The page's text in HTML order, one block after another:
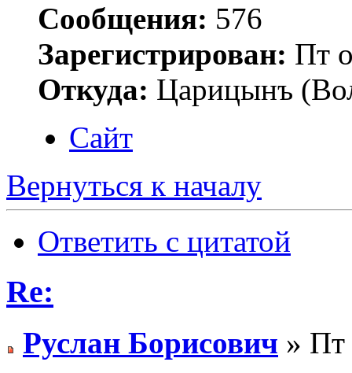
Сообщения: 576
Зарегистрирован: Пт
Откуда: Царицынъ
Сайт
Вернуться к началу
Ответить с цитатой
Re:
Руслан Борисович » Пт